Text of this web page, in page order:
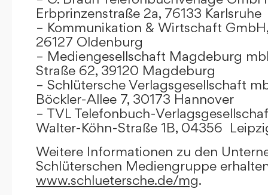
Erbprinzenstraße 2a, 76133 Karlsruhe
– Kommunikation & Wirtschaft
26127 Oldenburg
– Mediengesellschaft Magdeburg
Straße 62, 39120 Magdeburg
– Schlütersche Verlagsgesellschaft
Böckler-Allee 7, 30173 Hannover
– TVL Telefonbuch-
Walter-Köhn-Straße 1B, 04356
Weitere Informationen zu den
Schlüterschen Mediengruppe
www.schluetersche.de/mg.